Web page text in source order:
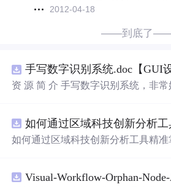
2012-04-18
——到底了
手写数字识别系统.doc【GUI
资 源 简 介 手写数字识别系统，非
带有直观的图形用户界面（GUI），
需要将手写数字输入系统，它将立
是一个非常方便和实用的工具，你
如何通过区域科技创新分析工具精